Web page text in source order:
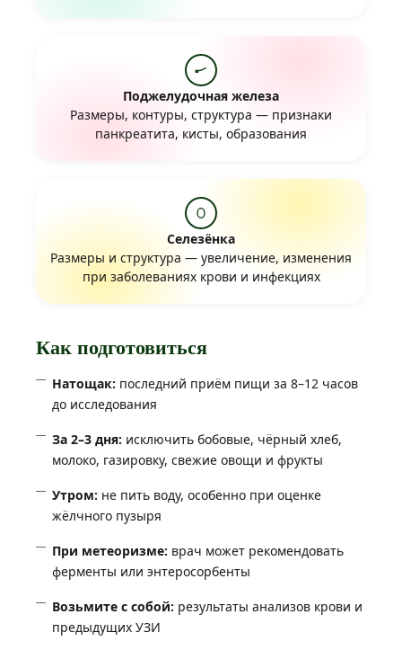
Поджелудочная железа
Размеры, контуры, структура — признаки
панкреатита, кисты, образования
Селезёнка
Размеры и структура — увеличение, изменения
при заболеваниях крови и инфекциях
Как подготовиться
Натощак: последний приём пищи за 8–12 часов
до исследования
За 2–3 дня: исключить бобовые, чёрный хлеб,
молоко, газировку, свежие овощи и фрукты
Утром: не пить воду, особенно при оценке
жёлчного пузыря
При метеоризме: врач может рекомендовать
ферменты или энтеросорбенты
Возьмите с собой: результаты анализов крови и
предыдущих УЗИ